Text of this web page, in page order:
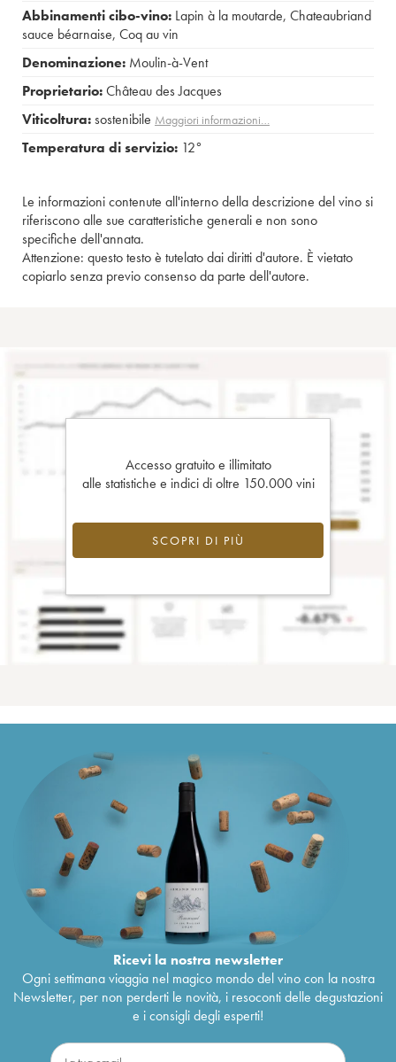
Abbinamenti cibo-vino: Lapin à la moutarde, Chateaubriand
sauce béarnaise, Coq au vin
Denominazione: Moulin-à-Vent
Proprietario:Château des Jacques
Viticoltura:sostenibile Maggiori informazioni…
Temperatura di servizio: 12°
Le informazioni contenute all'interno della descrizione del vino si
riferiscono alle sue caratteristiche generali e non sono
specifiche dell'annata.
Attenzione: questo testo è tutelato dai diritti d'autore. È vietato
copiarlo senza previo consenso da parte dell'autore.
Accesso gratuito e illimitato
alle statistiche e indici di oltre 150.000 vini
SCOPRI DI PIÙ
Ricevi la nostra newsletter
Ogni settimana viaggia nel magico mondo del vino con la nostra
Newsletter, per non perderti le novità, i resoconti delle degustazioni
e i consigli degli esperti!